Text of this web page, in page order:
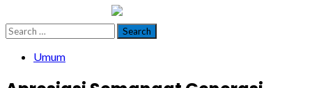
Search
for:
Umum